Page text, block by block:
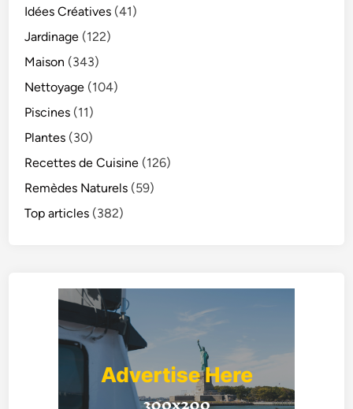
Idées Créatives (41)
Jardinage (122)
Maison (343)
Nettoyage (104)
Piscines (11)
Plantes (30)
Recettes de Cuisine (126)
Remèdes Naturels (59)
Top articles (382)